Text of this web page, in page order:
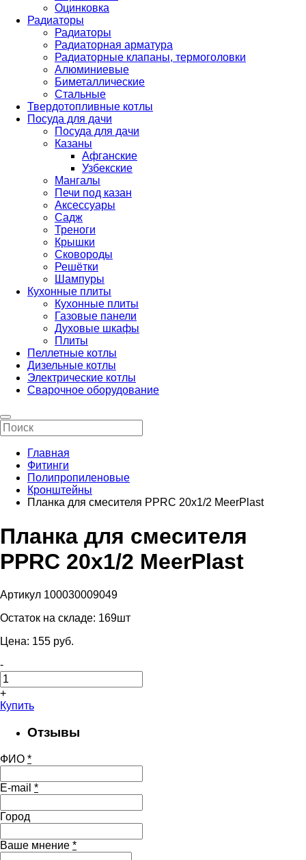
Оцинковка
Радиаторы
Радиаторы
Радиаторная арматура
Радиаторные клапаны, термоголовки
Алюминиевые
Биметаллические
Стальные
Твердотопливные котлы
Посуда для дачи
Посуда для дачи
Казаны
Афганские
Узбекские
Мангалы
Печи под казан
Аксессуары
Садж
Треноги
Крышки
Сковороды
Решётки
Шампуры
Кухонные плиты
Кухонные плиты
Газовые панели
Духовые шкафы
Плиты
Пеллетные котлы
Дизельные котлы
Электрические котлы
Сварочное оборудование
Главная
Фитинги
Полипропиленовые
Кронштейны
Планка для смесителя PPRC 20х1/2 MeerPlast
Планка для смесителя
PPRC 20х1/2 MeerPlast
Артикул 100030009049
Остаток на складе: 169шт
Цена: 155 pуб.
-
+
Купить
Отзывы
ФИО *
E-mail *
Город
Ваше мнение *